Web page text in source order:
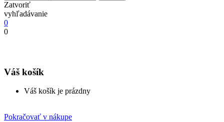
Zatvoriť
vyhľadávanie
0
0
Váš košík
Váš košík je prázdny
Pokračovať v nákupe